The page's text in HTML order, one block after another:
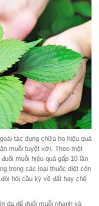
tác dụng chữa ho hiệu quả
muỗi tuyệt vời. Theo một
muỗi hiệu quả gấp 10 lần
trong các loại thuốc diệt côn
hỏi cầu kỳ về đất hay chế
da để đuổi muỗi nhanh và